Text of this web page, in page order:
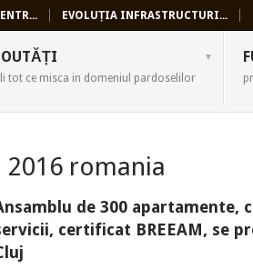
EVOLUȚIA INFRASTRUCTURI...
tot ce misca in domeniul pardoselilor
romania
de 300 apartamente,
certificat BREEAM, se